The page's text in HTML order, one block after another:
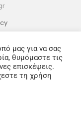
μας για να σας
θυμόμαστε τις
επισκέψεις.
τη χρήση